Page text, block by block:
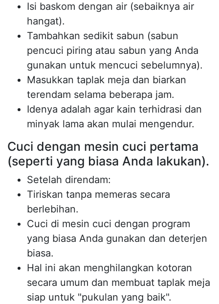
Isi baskom dengan air (sebaiknya air
hangat).
Tambahkan sedikit sabun (sabun
pencuci piring atau sabun yang Anda
gunakan untuk mencuci sebelumnya).
Masukkan taplak meja dan biarkan
terendam selama beberapa jam.
Idenya adalah agar kain terhidrasi dan
minyak lama akan mulai mengendur.
Cuci dengan mesin cuci pertama
(seperti yang biasa Anda lakukan).
Setelah direndam:
Tiriskan tanpa memeras secara
berlebihan.
Cuci di mesin cuci dengan program
yang biasa Anda gunakan dan deterjen
biasa.
Hal ini akan menghilangkan kotoran
secara umum dan membuat taplak meja
siap untuk "pukulan yang baik".